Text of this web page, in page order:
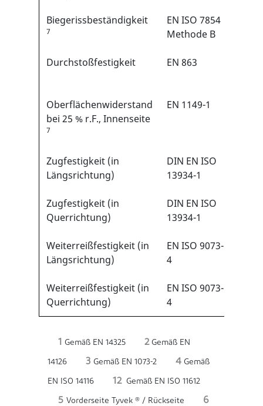
Biegerissbeständigkeit
7
EN ISO 7854
Methode B
Durchstoßfestigkeit EN 863
Oberflächenwiderstand
bei 25 % r.F., Innenseite
7
EN 1149-1
Zugfestigkeit (in
Längsrichtung)
DIN EN ISO
13934-1
Zugfestigkeit (in
Querrichtung)
DIN EN ISO
13934-1
Weiterreißfestigkeit (in
Längsrichtung)
EN ISO 9073-
4
Weiterreißfestigkeit (in
Querrichtung)
EN ISO 9073-
4
1 Gemäß EN 14325 2Gemäß EN
14126 3 Gemäß EN 1073-2 4 Gemäß
EN ISO 14116 12Gemäß EN ISO 11612
5 Vorderseite Tyvek ® / Rückseite 6